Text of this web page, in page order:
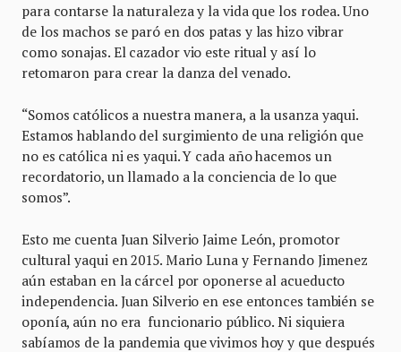
para contarse la naturaleza y la vida que los rodea. Uno
de los machos se paró en dos patas y las hizo vibrar
como sonajas. El cazador vio este ritual y así lo
retomaron para crear la danza del venado.
“Somos católicos a nuestra manera, a la usanza yaqui.
Estamos hablando del surgimiento de una religión que
no es católica ni es yaqui. Y cada año hacemos un
recordatorio, un llamado a la conciencia de lo que
somos”.
Esto me cuenta Juan Silverio Jaime León, promotor
cultural yaqui en 2015. Mario Luna y Fernando Jimenez
aún estaban en la cárcel por oponerse al acueducto
independencia. Juan Silverio en ese entonces también se
oponía, aún no era funcionario público. Ni siquiera
sabíamos de la pandemia que vivimos hoy y que después